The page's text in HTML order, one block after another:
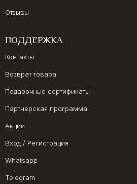
Отзывы
ПОДДЕРЖКА
Контакты
Возврат товара
Подарочные сертификаты
Партнерская программа
Акции
Вход / Регистрация
Whatsapp
Telegram